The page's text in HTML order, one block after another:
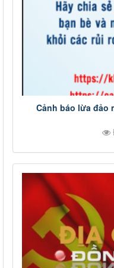
Cảnh báo lừa đảo